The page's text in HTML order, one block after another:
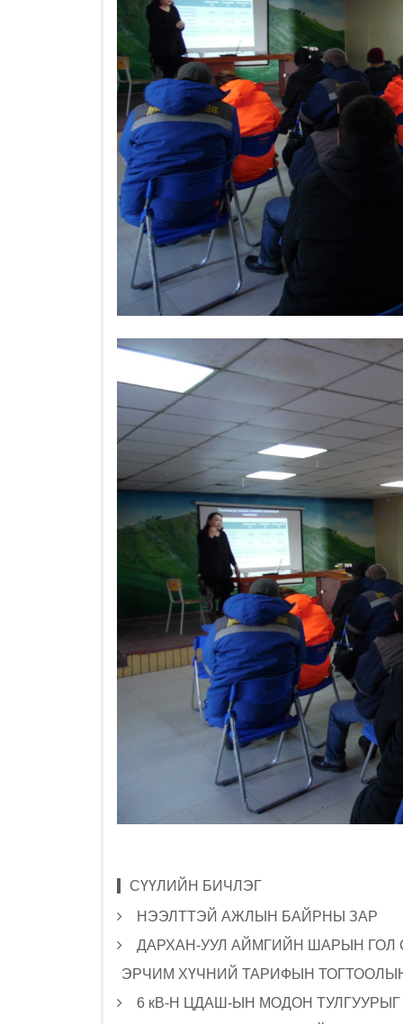
СҮҮЛИЙН БИЧЛЭГ
НЭЭЛТТЭЙ АЖЛЫН БАЙРНЫ ЗАР
ДАРХАН-УУЛ АЙМГИЙН ШАРЫН ГОЛ
ЭРЧИМ ХҮЧНИЙ ТАРИФЫН
6 кВ-Н ЦДАШ-ЫН МОДОН